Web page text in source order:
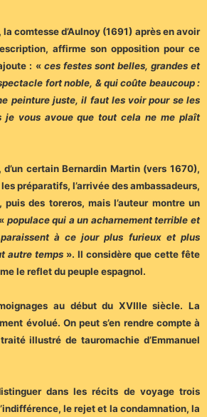
comtesse d’Aulnoy (1691) après en avoir
affirme son opposition pour ce
: «ces festes sont belles, grandes et
fort noble, & qui coûte beaucoup :
peinture juste, il faut les voir pour se les
je vous avoue que tout cela ne me plaît
certain Bernardin Martin (vers 1670),
préparatifs, l’arrivée des ambassadeurs,
puis des toreros, mais l’auteur montre un
populace qui a un acharnement terrible et
à ce jour plus furieux et plus
autre temps ». Il considère que cette fête
le reflet du peuple espagnol.
au début du XVIIIe siècle. La
évolué. On peut s’en rendre compte à
illustré de tauromachie d’Emmanuel
dans les récits de voyage trois
le rejet et la condamnation, la